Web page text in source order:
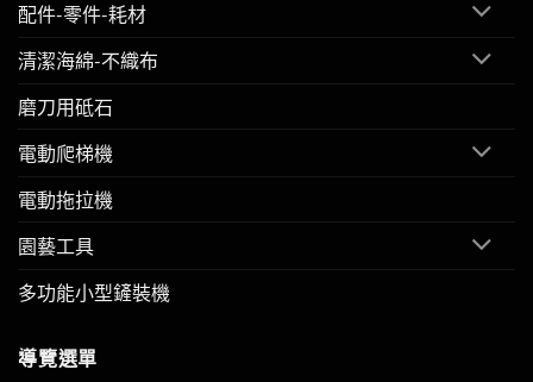
配件-零件-耗材
清潔海綿-不織布
磨刀用砥石
電動爬梯機
電動拖拉機
園藝工具
多功能小型鏟裝機
導覽選單